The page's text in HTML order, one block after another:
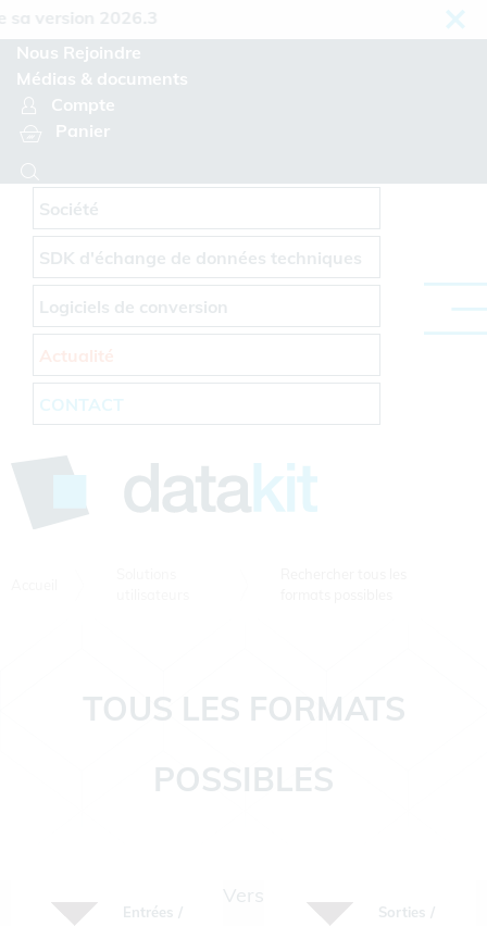
2026.3
Nous Rejoindre
Médias & documents
Compte
Panier
Société
SDK d'échange de données techniques
Logiciels de conversion
CONTACT
TOUS LES FORMATS
POSSIBLES
Entrées /
Vers
Sorties /
Panneau de gestion des cookies